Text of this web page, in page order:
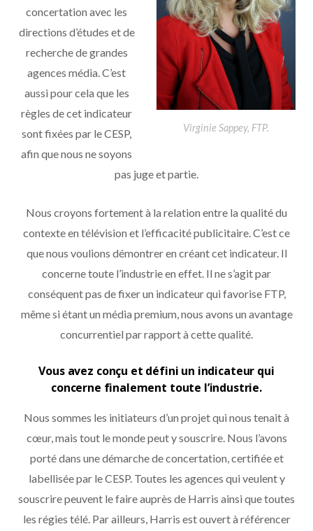
Virginie Sappey, FTP.
concertation avec les
directions d’études et de
recherche de grandes
agences média. C’est
aussi pour cela que les
règles de cet indicateur
sont fixées par le CESP,
afin que nous ne soyons
pas juge et partie.
Nous croyons fortement à la relation entre la qualité du
contexte en télévision et l’efficacité publicitaire. C’est ce
que nous voulions démontrer en créant cet indicateur. Il
concerne toute l’industrie en effet. Il ne s’agit par
conséquent pas de fixer un indicateur qui favorise FTP,
même si étant un média premium, nous avons un avantage
concurrentiel par rapport à cette qualité.
Vous avez conçu et défini un indicateur qui
concerne finalement toute l’industrie.
Nous sommes les initiateurs d’un projet qui nous tenait à
cœur, mais tout le monde peut y souscrire. Nous l’avons
porté dans une démarche de concertation, certifiée et
labellisée par le CESP. Toutes les agences qui veulent y
souscrire peuvent le faire auprès de Harris ainsi que toutes
les régies télé. Par ailleurs, Harris est ouvert à référencer